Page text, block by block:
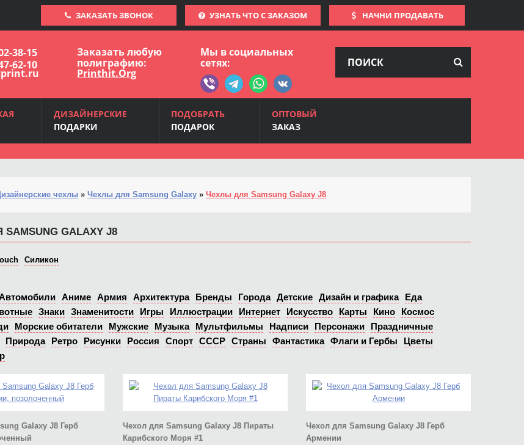
ЗАКАЗАТЬ ЗВОНОК УЗНАТЬ ЧТО С ЗАКАЗОМ НАЧНИ ПРОДАВАТЬ
38-15
62-10
Заказать любую
полиграфию:
Printhit.Org
Мы в социальных
сетях:
ДИЗАЙНЕРСКИЕ
ПОДАРКИ
ПОДОБРАТЬ
ПОДАРОК
ОПТОВЫЙ
ЗАКАЗ
чехлы » Чехлы для Samsung Galaxy » Чехлы для Samsung Galaxy J8
GALAXY J8
Силикон
Аниме Армия Архитектура Бренды Города Детские Дизайн и графика
Еда
Знаки Знаменитости Игры Иллюстрации Интернет Искусство Карты Кино
Космос
Морские обитатели Мужские Музыка Мультфильмы Надписи Персонажи
Праздничные
Природа Ретро Рисунки Россия Спорт СССР Страны Фантастика Флаги и Гербы
Цветы
Galaxy J8 Герб
Чехол для Samsung Galaxy J8 Пираты
Карибского Моря #1
Чехол для Samsung Galaxy J8 Герб
Армении